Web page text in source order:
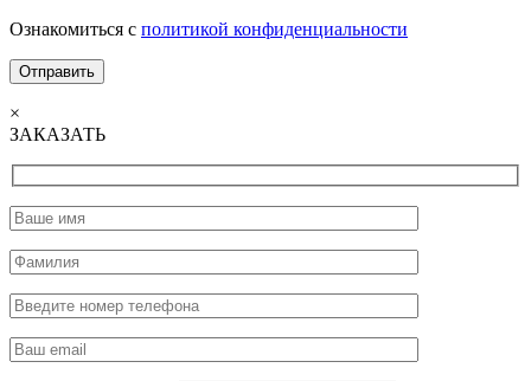
Ознакомиться с политикой конфиденциальности
×
ЗАКАЗАТЬ